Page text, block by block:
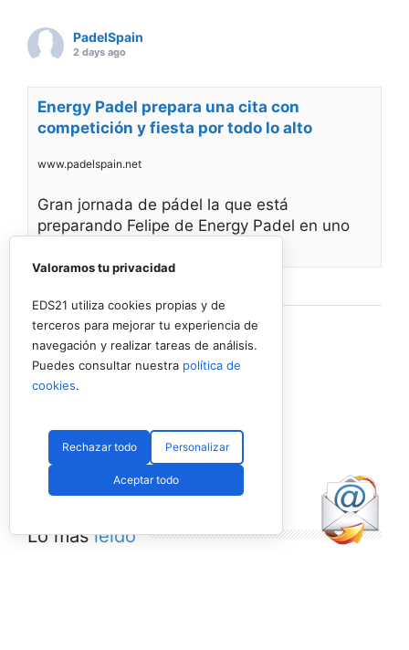
PadelSpain
2 days ago
Energy Padel prepara una cita con
competición y fiesta por todo lo alto
www.padelspain.net
Gran jornada de pádel la que está
preparando Felipe de Energy Padel en uno
Lo másleído
Valoramos tu privacidad
EDS21 utiliza cookies propias y de
terceros para mejorar tu experiencia de
navegación y realizar tareas de análisis.
Puedes consultar nuestra política de
cookies.
Rechazar todo Personalizar
Aceptar todo